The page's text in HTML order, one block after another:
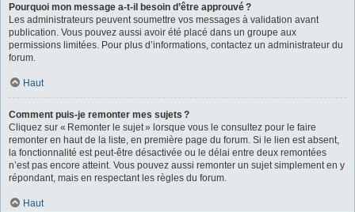
Pourquoi mon message a-t-il besoin d’être approuvé ?
Les administrateurs peuvent soumettre vos messages à validation avant
publication. Vous pouvez aussi avoir été placé dans un groupe aux
permissions limitées. Pour plus d’informations, contactez un administrateur du
forum.
Haut
Comment puis-je remonter mes sujets ?
Cliquez sur « Remonter le sujet » lorsque vous le consultez pour le faire
remonter en haut de la liste, en première page du forum. Si le lien est absent,
la fonctionnalité est peut-être désactivée ou le délai entre deux remontées
n’est pas encore atteint. Vous pouvez aussi remonter un sujet simplement en y
répondant, mais en respectant les règles du forum.
Haut